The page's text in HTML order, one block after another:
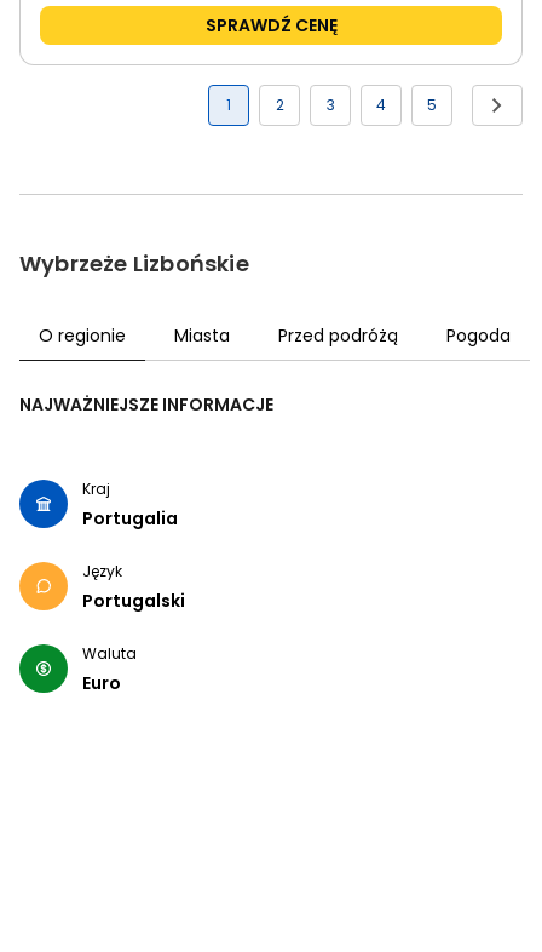
SPRAWDŹ CENĘ
1 2 3 4 5
Wybrzeże Lizbońskie
O regionie Miasta Przed podróżą Pogoda
NAJWAŻNIEJSZE INFORMACJE
Kraj
Portugalia
Język
Portugalski
Waluta
Euro